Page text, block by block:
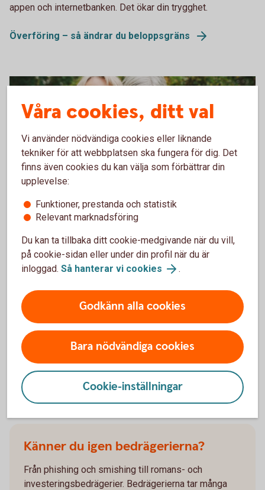
appen och internetbanken. Det ökar din trygghet.
Överföring – så ändrar du beloppsgräns
605380961
Sparkonto Plus – ökat skydd mot
bedrägerier
Bedragare vill att du agerar snabbt. Med Sparkonto Plus
skickas pengarna inte direkt vid överföringar i
Sparkonto Plus – läs mer och öppna
Vanliga bedrägerier och hur du
skyddar dig
Känner du igen bedrägerierna?
Från phishing och smishing till romans- och
investeringsbedrägerier. Bedrägerierna tar många
Våra cookies, ditt val
Vi använder nödvändiga cookies eller liknande
tekniker för att webbplatsen ska fungera för dig. Det
finns även cookies du kan välja som förbättrar din
upplevelse:
Funktioner, prestanda och statistik
Relevant marknadsföring
Du kan ta tillbaka ditt cookie-medgivande när du vill,
på cookie-sidan eller under din profil när du är
inloggad. Så hanterar vi cookies .
Godkänn alla cookies
Bara nödvändiga cookies
Cookie-inställningar